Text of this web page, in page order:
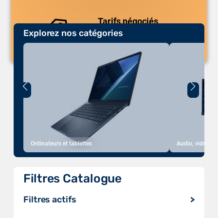
Explorez nos catégories
Ordinateurs et tablettes Audio, vidéo,
Filtres Catalogue
Filtres actifs
Tarifs négociés
Des prix compétitifs adaptés aux